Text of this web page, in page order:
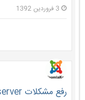
3 فروردین 1392
رفع مشکلات Wamp server